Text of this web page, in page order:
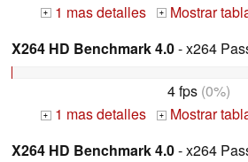
+ 1 mas detalles +
Mostrar
X264 HD Benchmark 4.0- x264
4 fps(0%)
+ 1 mas detalles +
Mostrar
X264 HD Benchmark 4.0- x264